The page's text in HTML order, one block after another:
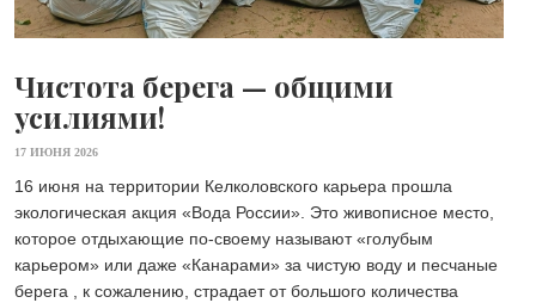
Чистота берега — общими
усилиями!
17 ИЮНЯ 2026
16 июня на территории Келколовского карьера прошла
экологическая акция «Вода России». Это живописное место,
которое отдыхающие по-своему называют «голубым
карьером» или даже «Канарами» за чистую воду и песчаные
берега , к сожалению, страдает от большого количества